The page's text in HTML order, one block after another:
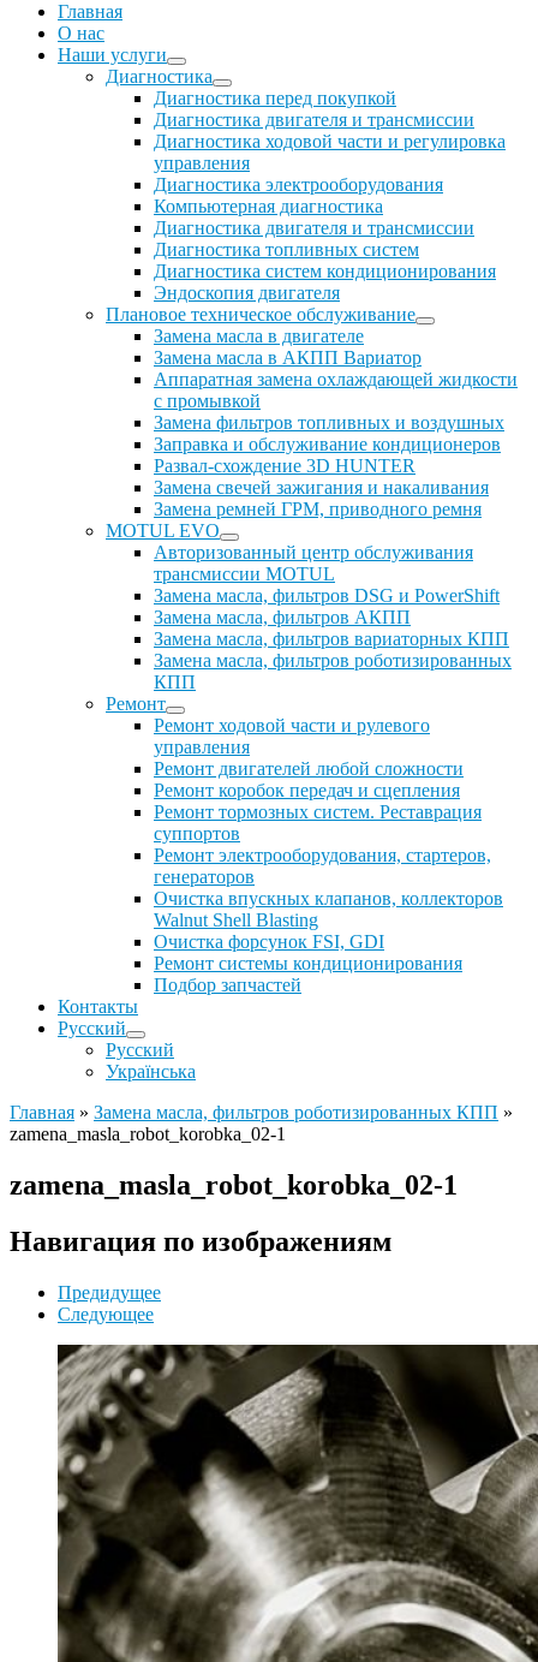
Главная
О нас
Наши услуги
Диагностика
Диагностика перед покупкой
Диагностика двигателя и трансмиссии
Диагностика ходовой части и регулировка
управления
Диагностика электрооборудования
Компьютерная диагностика
Диагностика двигателя и трансмиссии
Диагностика топливных систем
Диагностика систем кондиционирования
Эндоскопия двигателя
Плановое техническое обслуживание
Замена масла в двигателе
Замена масла в АКПП Вариатор
Аппаратная замена охлаждающей жидкости
с промывкой
Замена фильтров топливных и воздушных
Заправка и обслуживание кондиционеров
Развал-схождение 3D HUNTER
Замена свечей зажигания и накаливания
Замена ремней ГРМ, приводного ремня
MOTUL EVO
Авторизованный центр обслуживания
трансмиссии MOTUL
Замена масла, фильтров DSG и PowerShift
Замена масла, фильтров АКПП
Замена масла, фильтров вариаторных КПП
Замена масла, фильтров роботизированных
КПП
Ремонт
Ремонт ходовой части и рулевого
управления
Ремонт двигателей любой сложности
Ремонт коробок передач и сцепления
Ремонт тормозных систем. Реставрация
суппортов
Ремонт электрооборудования, стартеров,
генераторов
Очистка впускных клапанов, коллекторов
Walnut Shell Blasting
Очистка форсунок FSI, GDI
Ремонт системы кондиционирования
Подбор запчастей
Контакты
Русский
Русский
Українська
Главная » Замена масла, фильтров роботизированных КПП »
zamena_masla_robot_korobka_02-1
zamena_masla_robot_korobka_02-1
Навигация по изображениям
Предидущее
Следующее